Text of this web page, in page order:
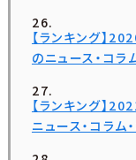
【ランキング】
のニュース・コラ
【ランキング】
ニュース・コラム